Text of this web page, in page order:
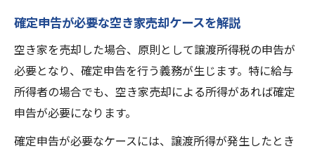
確定申告が必要な空き家売却ケースを解説
空き家を売却した場合、原則として譲渡所得税の申告が
必要となり、確定申告を行う義務が生じます。特に給与
所得者の場合でも、空き家売却による所得があれば確定
申告が必要になります。
確定申告が必要なケースには、譲渡所得が発生したとき